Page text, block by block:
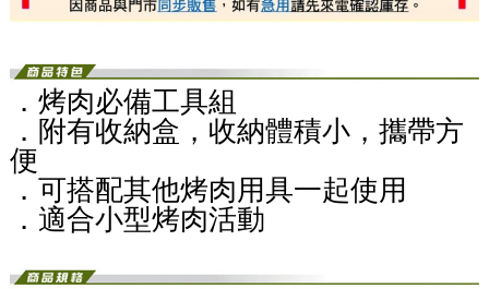
．烤肉必備工具組
．附有收納盒，收納體積小，攜帶方
便
．可搭配其他烤肉用具一起使用
．適合小型烤肉活動